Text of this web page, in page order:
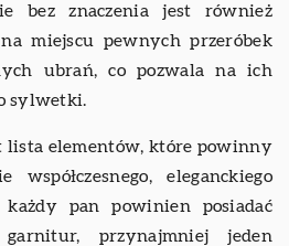
bez znaczenia jest również
miejscu pewnych przeróbek
ubrań, co pozwala na ich
sylwetki.
lista elementów, które powinny
współczesnego, eleganckiego
każdy pan powinien posiadać
garnitur, przynajmniej jeden